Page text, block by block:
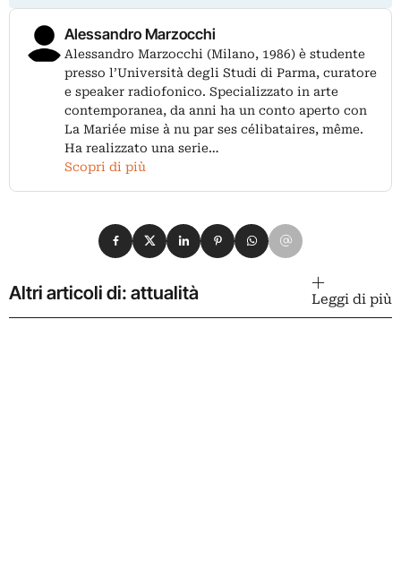
Alessandro Marzocchi
Alessandro Marzocchi (Milano, 1986) è studente
presso l’Università degli Studi di Parma, curatore
e speaker radiofonico. Specializzato in arte
contemporanea, da anni ha un conto aperto con
La Mariée mise à nu par ses célibataires, même.
Ha realizzato una serie…
Scopri di più
Condividi su Facebook
Condividi su X
Condividi su LinkedIn
Condividi su Pinterest
Condividi su WhatsApp
Condividi su Email
Altri articoli di: attualità Leggi di più